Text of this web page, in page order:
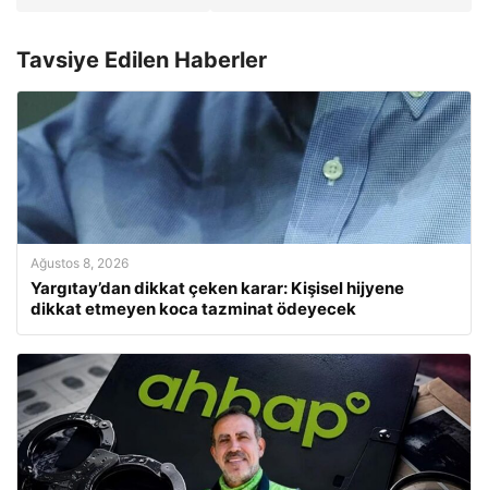
Tavsiye Edilen Haberler
Ağustos 8, 2026
Yargıtay’dan dikkat çeken karar: Kişisel hijyene
dikkat etmeyen koca tazminat ödeyecek